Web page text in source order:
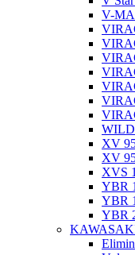
V-
XV
XV
XVS
YBR
YBR
YBR